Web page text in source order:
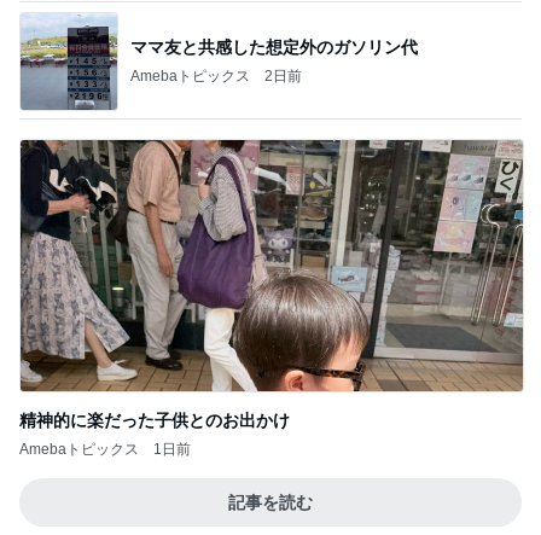
ママ友と共感した想定外のガソリン代
Amebaトピックス 2日前
精神的に楽だった子供とのお出かけ
Amebaトピックス 1日前
記事を読む